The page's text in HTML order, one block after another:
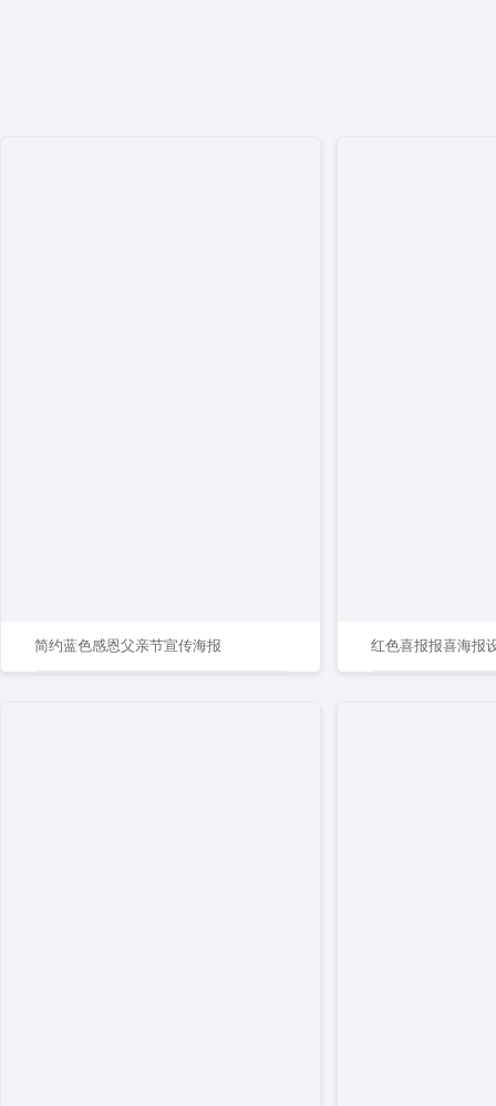
简约蓝色感恩父亲节宣传海报 红色喜报报喜海报